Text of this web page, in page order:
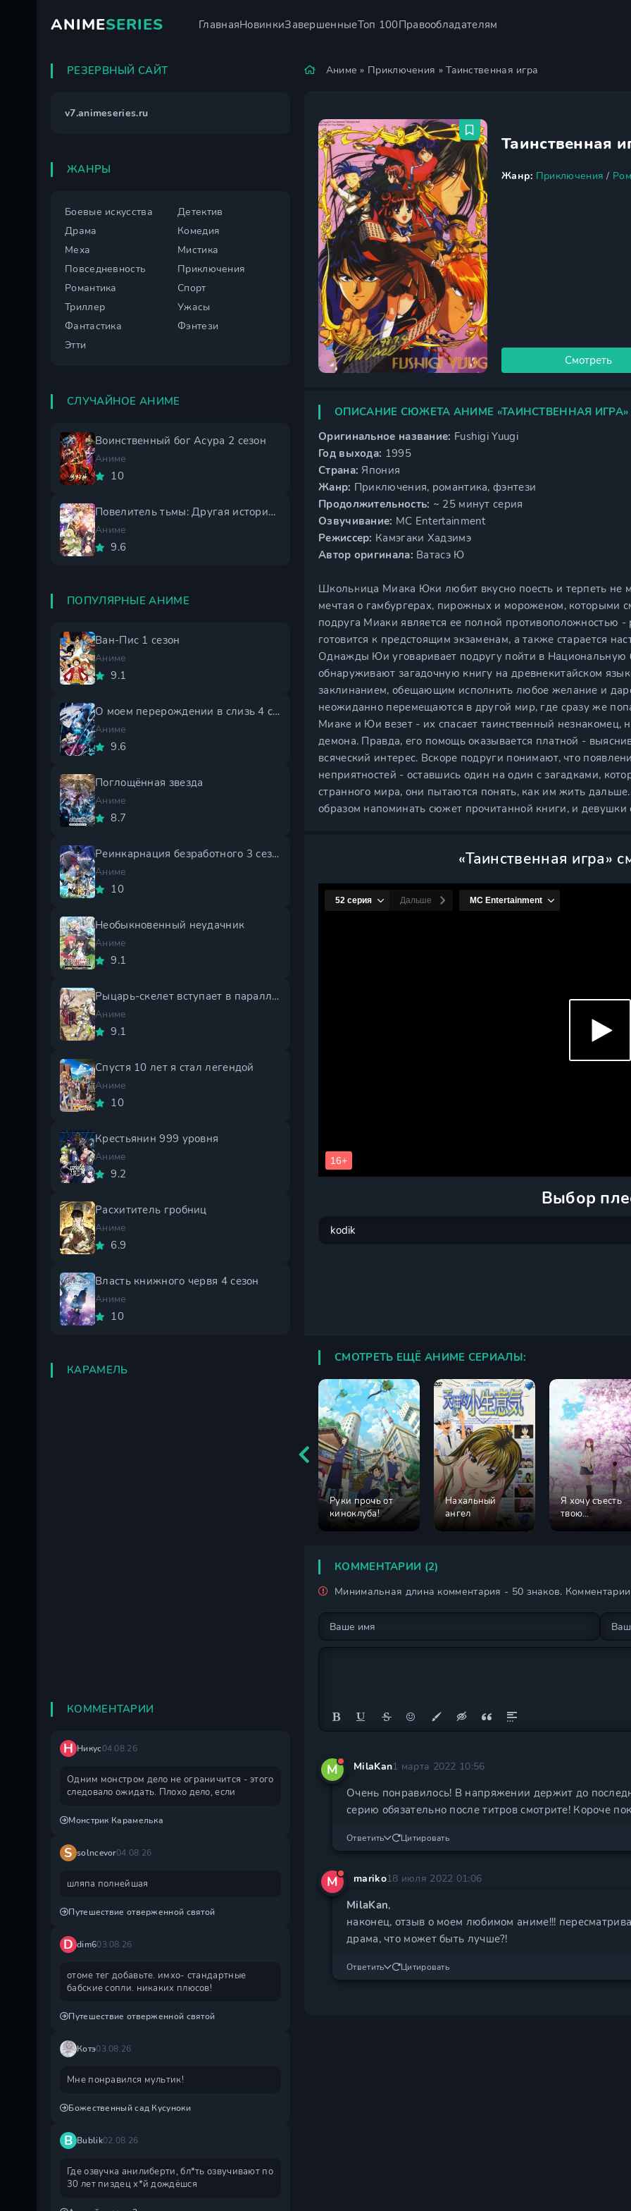
ANIMESERIES ГлавнаяНовинкиЗавершенныеТоп 100Правообладателям
Аниме » Приключения » Таинственная игра
Таинственная
Жанр: Приключения /
Смотреть
ОПИСАНИЕ СЮЖЕТА АНИМЕ «ТАИНСТВЕННАЯ ИГРА»
Оригинальное название: Fushigi Yuugi
Год выхода: 1995
Страна: Япония
Жанр: Приключения, романтика, фэнтези
Продолжительность: ~ 25 минут серия
Озвучивание: MC Entertainment
Режиссер: Камэгаки Хадзимэ
Автор оригинала: Ватасэ Ю
Школьница Миака Юки любит вкусно поесть и терпеть не
мечтая о гамбургерах, пирожных и мороженом, которыми
подруга Миаки является ее полной противоположностью
готовится к предстоящим экзаменам, а также старается
Однажды Юи уговаривает подругу пойти в Национальную
обнаруживают загадочную книгу на древнекитайском
заклинанием, обещающим исполнить любое желание и
неожиданно перемещаются в другой мир, где сразу же
Миаке и Юи везет - их спасает таинственный незнакомец,
демона. Правда, его помощь оказывается платной -
всяческий интерес. Вскоре подруги понимают, что
неприятностей - оставшись один на один с загадками,
странного мира, они пытаются понять, как им жить
образом напоминать сюжет прочитанной книги, и девушки
«Таинственная игра»
Выбор
СМОТРЕТЬ ЕЩЁ АНИМЕ СЕРИАЛЫ:
Руки прочь от
киноклуба!
Нахальный
ангел
Я хочу съесть
твою
КОММЕНТАРИИ (2)
Минимальная длина комментария - 50 знаков.
M MilaKan1 марта 2022 10:56
Очень понравилось! В напряжении держит до
серию обязательно после титров смотрите! Короче
Ответить Цитировать
M mariko18 июля 2022 01:06
MilaKan,
наконец, отзыв о моем любимом аниме!!!
драма, что может быть лучше?!
Ответить Цитировать
РЕЗЕРВНЫЙ САЙТ
v7.animeseries.ru
ЖАНРЫ
Боевые искусства
Детектив
Драма
Комедия
Меха
Мистика
Повседневность
Приключения
Романтика
Спорт
Триллер
Ужасы
Фантастика
Фэнтези
Этти
СЛУЧАЙНОЕ АНИМЕ
Воинственный бог Асура 2 сезон
Аниме
10
Повелитель тьмы: Другая история мира 2 сезон
Аниме
9.6
ПОПУЛЯРНЫЕ АНИМЕ
Ван-Пис 1 сезон
Аниме
9.1
О моем перерождении в слизь 4 сезон
Аниме
9.6
Поглощённая звезда
Аниме
8.7
Реинкарнация безработного 3 сезон
Аниме
10
Необыкновенный неудачник
Аниме
9.1
Рыцарь-скелет вступает в параллельный мир 2 сезон
Аниме
9.1
Спустя 10 лет я стал легендой
Аниме
10
Крестьянин 999 уровня
Аниме
9.2
Расхититель гробниц
Аниме
6.9
Власть книжного червя 4 сезон
Аниме
10
КАРАМЕЛЬ
КОММЕНТАРИИ
Н Никус04.08.26
Одним монстром дело не ограничится - этого
следовало ожидать. Плохо дело, если
Монстрик Карамелька
S solncevor04.08.26
шляпа полнейшая
Путешествие отверженной святой
D dim603.08.26
отоме тег добавьте. имхо- стандартные
бабские сопли. никаких плюсов!
Путешествие отверженной святой
Котэ03.08.26
Мне понравился мультик!
Божественный сад Кусуноки
B Bublik02.08.26
Где озвучка анилиберти, бл*ть озвучивают по
30 лет пиздец х*й дождëшся